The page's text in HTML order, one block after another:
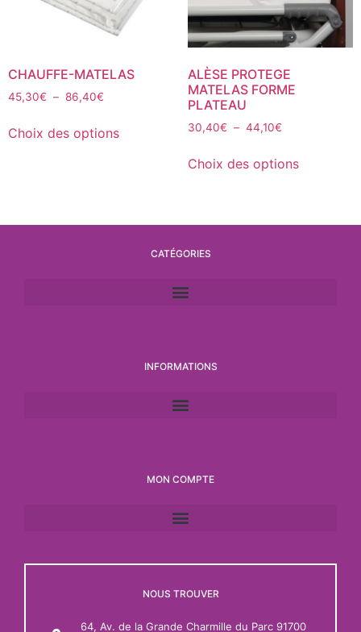
CHAUFFE-MATELAS
45,30€ – 86,40€
Choix des options
ALÈSE PROTEGE
MATELAS FORME
PLATEAU
30,40€ – 44,10€
Choix des options
CATÉGORIES
INFORMATIONS
MON COMPTE
NOUS TROUVER
64, Av. de la Grande Charmille du Parc 91700